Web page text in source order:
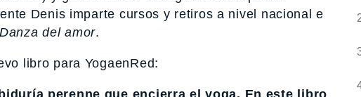
Denis imparte cursos y retiros a nivel nacional e
Danza del amor.
libro para YogaenRed:
perenne que encierra el yoga. En este libro